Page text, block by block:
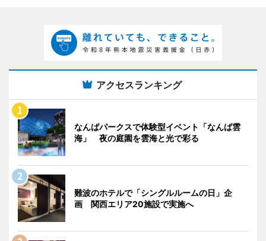
アクセスランキング
なんばパークスで体験型イベント「なんば雲
海」 夜の庭園を雲海と光で彩る
難波のホテルで「シングルルームの日」企
画 関西エリア20施設で実施へ